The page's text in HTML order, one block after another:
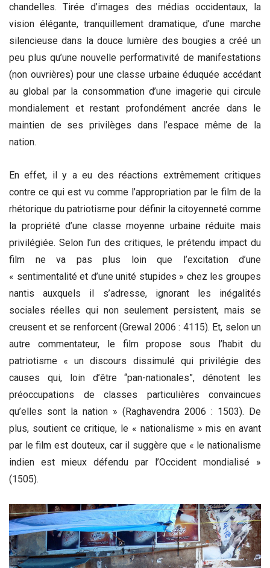
chandelles. Tirée d’images des médias occidentaux, la
vision élégante, tranquillement dramatique, d’une marche
silencieuse dans la douce lumière des bougies a créé un
peu plus qu’une nouvelle performativité de manifestations
(non ouvrières) pour une classe urbaine éduquée accédant
au global par la consommation d’une imagerie qui circule
mondialement et restant profondément ancrée dans le
maintien de ses privilèges dans l’espace même de la
nation.
En effet, il y a eu des réactions extrêmement critiques
contre ce qui est vu comme l’appropriation par le film de la
rhétorique du patriotisme pour définir la citoyenneté comme
la propriété d’une classe moyenne urbaine réduite mais
privilégiée. Selon l’un des critiques, le prétendu impact du
film ne va pas plus loin que l’excitation d’une
« sentimentalité et d’une unité stupides » chez les groupes
nantis auxquels il s’adresse, ignorant les inégalités
sociales réelles qui non seulement persistent, mais se
creusent et se renforcent (Grewal 2006 : 4115). Et, selon un
autre commentateur, le film propose sous l’habit du
patriotisme « un discours dissimulé qui privilégie des
causes qui, loin d’être “pan-nationales”, dénotent les
préoccupations de classes particulières convaincues
qu’elles sont la nation » (Raghavendra 2006 : 1503). De
plus, soutient ce critique, le « nationalisme » mis en avant
par le film est douteux, car il suggère que « le nationalisme
indien est mieux défendu par l’Occident mondialisé »
(1505).